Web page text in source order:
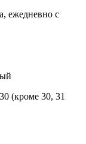
ежедневно с
(кроме 30, 31